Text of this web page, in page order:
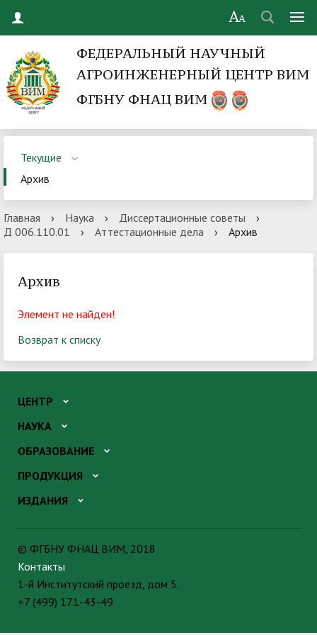
ФЕДЕРАЛЬНЫЙ НАУЧНЫЙ
АГРОИНЖЕНЕРНЫЙ ЦЕНТР ВИМ
ФГБНУ ФНАЦ ВИМ
Текущие
Архив
Главная › Наука › Диссертационные советы
›
Д 006.110.01
› Аттестационные дела › Архив
Архив
Элемент не найден!
Возврат к списку
ЦЕНТР
НАУКА
ОБРАЗОВАНИЕ
ПРОДУКЦИЯ
ИЗДАНИЯ
© ФГБНУ ФНАЦ ВИМ, 2018
Контакты
1-й Институтский проезд, дом 5.
+7 (499) 171-43-49